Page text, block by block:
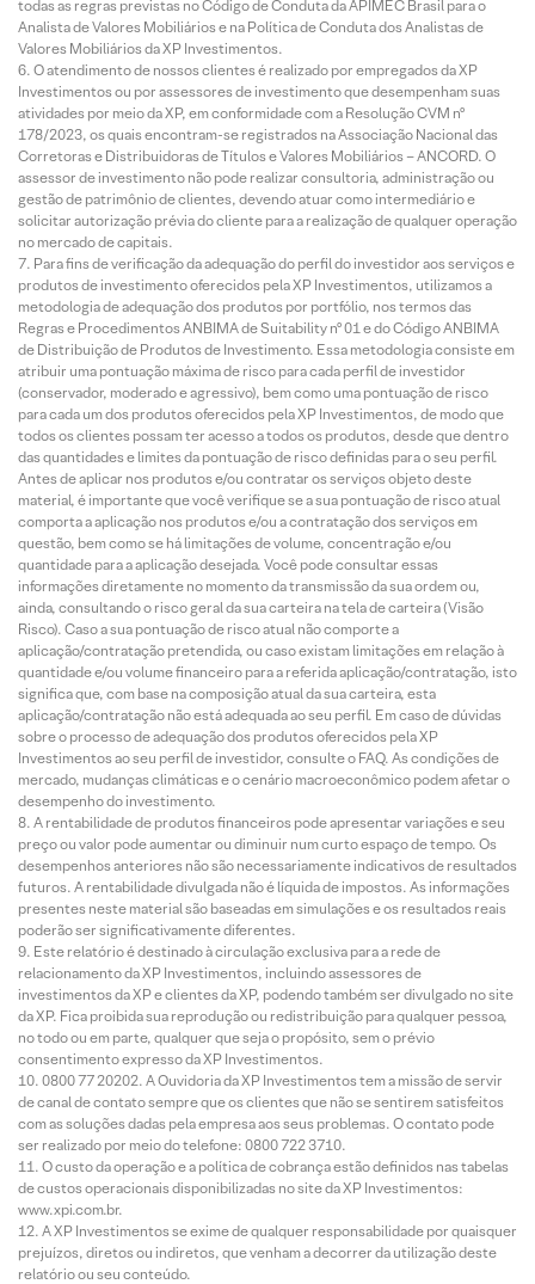
todas as regras previstas no Código de Conduta da APIMEC Brasil para o
Analista de Valores Mobiliários e na Política de Conduta dos Analistas de
Valores Mobiliários da XP Investimentos.
O atendimento de nossos clientes é realizado por empregados da XP
Investimentos ou por assessores de investimento que desempenham suas
atividades por meio da XP, em conformidade com a Resolução CVM nº
178/2023, os quais encontram-se registrados na Associação Nacional das
Corretoras e Distribuidoras de Títulos e Valores Mobiliários – ANCORD. O
assessor de investimento não pode realizar consultoria, administração ou
gestão de patrimônio de clientes, devendo atuar como intermediário e
solicitar autorização prévia do cliente para a realização de qualquer operação
no mercado de capitais.
Para fins de verificação da adequação do perfil do investidor aos serviços e
produtos de investimento oferecidos pela XP Investimentos, utilizamos a
metodologia de adequação dos produtos por portfólio, nos termos das
Regras e Procedimentos ANBIMA de Suitability nº 01 e do Código ANBIMA
de Distribuição de Produtos de Investimento. Essa metodologia consiste em
atribuir uma pontuação máxima de risco para cada perfil de investidor
(conservador, moderado e agressivo), bem como uma pontuação de risco
para cada um dos produtos oferecidos pela XP Investimentos, de modo que
todos os clientes possam ter acesso a todos os produtos, desde que dentro
das quantidades e limites da pontuação de risco definidas para o seu perfil.
Antes de aplicar nos produtos e/ou contratar os serviços objeto deste
material, é importante que você verifique se a sua pontuação de risco atual
comporta a aplicação nos produtos e/ou a contratação dos serviços em
questão, bem como se há limitações de volume, concentração e/ou
quantidade para a aplicação desejada. Você pode consultar essas
informações diretamente no momento da transmissão da sua ordem ou,
ainda, consultando o risco geral da sua carteira na tela de carteira (Visão
Risco). Caso a sua pontuação de risco atual não comporte a
aplicação/contratação pretendida, ou caso existam limitações em relação à
quantidade e/ou volume financeiro para a referida aplicação/contratação, isto
significa que, com base na composição atual da sua carteira, esta
aplicação/contratação não está adequada ao seu perfil. Em caso de dúvidas
sobre o processo de adequação dos produtos oferecidos pela XP
Investimentos ao seu perfil de investidor, consulte o FAQ. As condições de
mercado, mudanças climáticas e o cenário macroeconômico podem afetar o
desempenho do investimento.
A rentabilidade de produtos financeiros pode apresentar variações e seu
preço ou valor pode aumentar ou diminuir num curto espaço de tempo. Os
desempenhos anteriores não são necessariamente indicativos de resultados
futuros. A rentabilidade divulgada não é líquida de impostos. As informações
presentes neste material são baseadas em simulações e os resultados reais
poderão ser significativamente diferentes.
Este relatório é destinado à circulação exclusiva para a rede de
relacionamento da XP Investimentos, incluindo assessores de
investimentos da XP e clientes da XP, podendo também ser divulgado no site
da XP. Fica proibida sua reprodução ou redistribuição para qualquer pessoa,
no todo ou em parte, qualquer que seja o propósito, sem o prévio
consentimento expresso da XP Investimentos.
0800 77 20202. A Ouvidoria da XP Investimentos tem a missão de servir
de canal de contato sempre que os clientes que não se sentirem satisfeitos
com as soluções dadas pela empresa aos seus problemas. O contato pode
ser realizado por meio do telefone: 0800 722 3710.
O custo da operação e a política de cobrança estão definidos nas tabelas
de custos operacionais disponibilizadas no site da XP Investimentos:
www.xpi.com.br.
A XP Investimentos se exime de qualquer responsabilidade por quaisquer
prejuízos, diretos ou indiretos, que venham a decorrer da utilização deste
relatório ou seu conteúdo.